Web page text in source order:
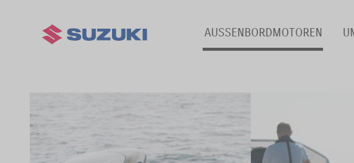
AUSSENBORDMOTOREN